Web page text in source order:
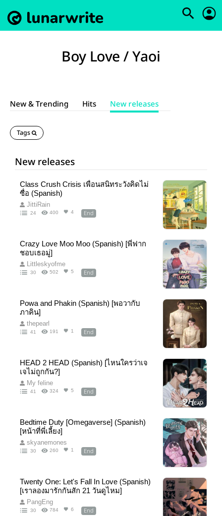
Boy Love / Yaoi
New & Trending Hits New releases
Tags
New releases
Class Crush Crisis เพื่อนสนิทระวังคิดไม่
ซื่อ (Spanish)
JittiRain
24 400 4 End
Crazy Love Moo Moo (Spanish) [พี่ฟาก
ชอบเธอมู่]
Littleskyofme
30 502 5 End
Powa and Phakin (Spanish) [พอวากับ
ภาคิน]
thepearl
41 191 1 End
HEAD 2 HEAD (Spanish) [ไหนใครว่าเจ
เจไม่ถูกกัน?]
My feline
41 324 5 End
Bedtime Duty [Omegaverse] (Spanish)
[หน้าที่พี่เลี้ยง]
skyanemones
30 260 1 End
Twenty One: Let's Fall In Love (Spanish)
[เราลองมารักกันสัก 21 วันดูไหม]
PangEng
30 784 6 End